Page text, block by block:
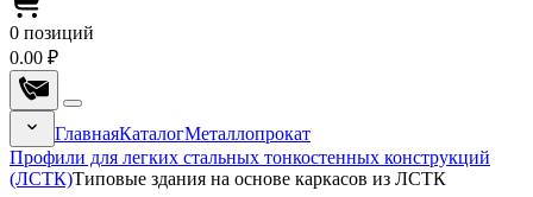
0 позиций
0.00 ₽
ГлавнаяКаталогМеталлопрокат
Профили для легких стальных тонкостенных конструкций
(ЛСТК)Типовые здания на основе каркасов из ЛСТК